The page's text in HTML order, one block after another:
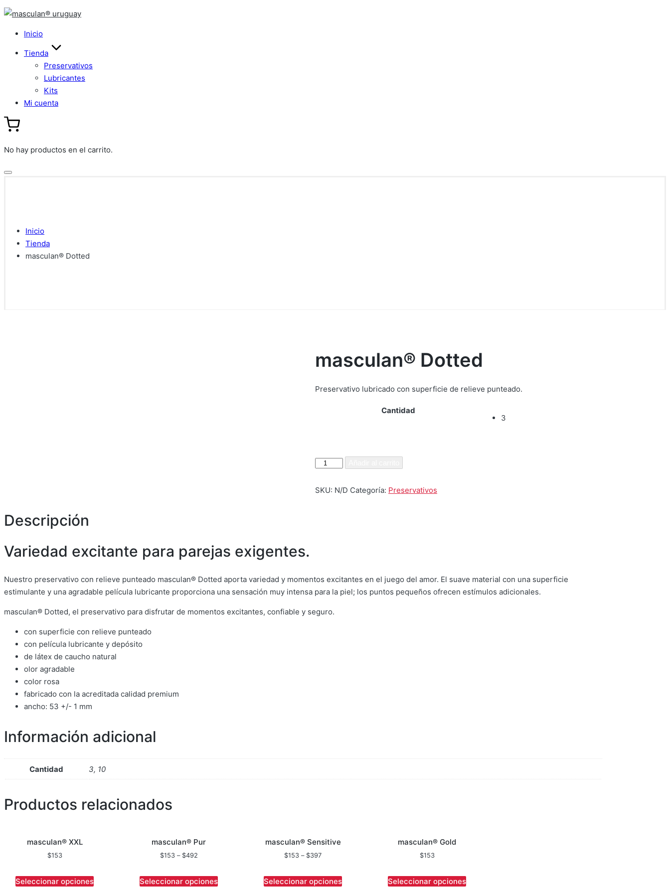
Saltar
contenido
Inicio
Tienda
Preservativos
Lubricantes
Kits
Mi cuenta
No hay productos en el carrito.
Inicio
Tienda
masculan® Dotted
masculan® Dotted
Preservativo lubricado con superficie de relieve punteado.
Cantidad
3
masculan®
cantidad
SKU: N/D Categoría: Preservativos
Descripción
Variedad excitante para parejas exigentes.
Nuestro preservativo con relieve punteado masculan® Dotted aporta variedad y momentos excitantes en el juego del amor. El suave material con una superficie
estimulante y una agradable película lubricante proporciona una sensación muy intensa para la piel; los puntos pequeños ofrecen estímulos adicionales.
masculan® Dotted, el preservativo para disfrutar de momentos excitantes, confiable y seguro.
con superficie con relieve punteado
con película lubricante y depósito
de látex de caucho natural
olor agradable
color rosa
fabricado con la acreditada calidad premium
ancho: 53 +/- 1 mm
Información adicional
Cantidad 3, 10
Productos relacionados
masculan® XXL
$153
Seleccionar opciones
masculan® Pur
$153– $492
Seleccionar opciones
masculan® Sensitive
$153 – $397
Seleccionar opciones
masculan® Gold
$153
Seleccionar opciones